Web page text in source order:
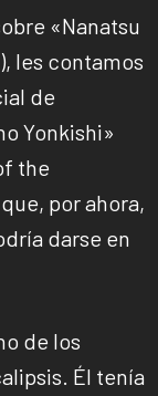
«Nanatsu
les contamos
de
Yonkishi»
the
por ahora,
darse en
de los
Él tenía